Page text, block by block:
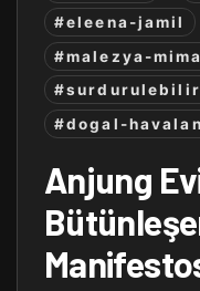
#eleena-jamil
#malezya-
#dogal-
Anjung